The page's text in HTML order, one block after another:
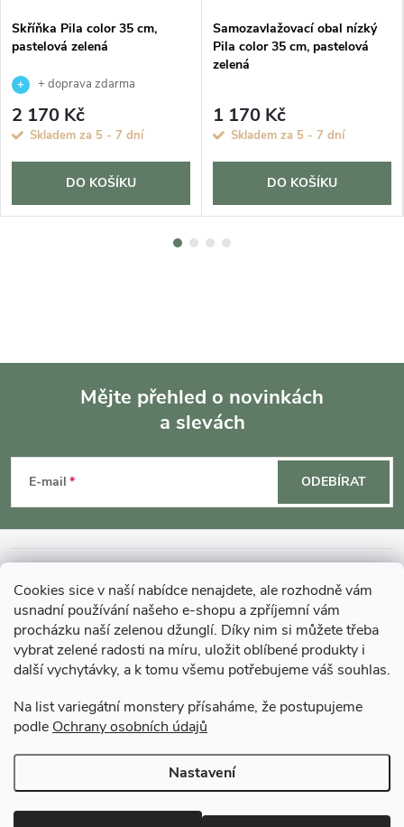
Cookies sice v naší nabídce nenajdete, ale rozhodně vám
usnadní používání našeho e-shopu a zpříjemní vám
procházku naší zelenou džunglí. Díky nim si můžete třeba
vybrat zelené radosti na míru, uložit oblíbené produkty i
další vychytávky, a k tomu všemu potřebujeme váš souhlas.
Na list variegátní monstery přísaháme, že postupujeme
podle Ochrany osobních údajů
Nastavení
Skříňka Pila color 35 cm,
pastelová zelená
+ doprava zdarma
2 170 Kč
Skladem za 5 - 7 dní
DO KOŠÍKU
Samozavlažovací obal nízký
Pila color 35 cm, pastelová
zelená
1 170 Kč
Skladem za 5 - 7 dní
DO KOŠÍKU
p
a
Mějte přehled o novinkách
a slevách
E-mail ODEBÍRAT
MOHLO BY VÁS ZAJÍMAT
O GARDNERS
Gardners Design - Projekt, realizace a údržba zahrad a interiérů
Copyright 2026Gardners-eshop.cz. Všechna práva vyhrazena.Upravit
nastavení cookies